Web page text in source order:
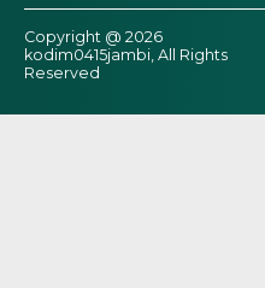
Copyright @ 2026
kodim0415jambi, All Rights
Reserved